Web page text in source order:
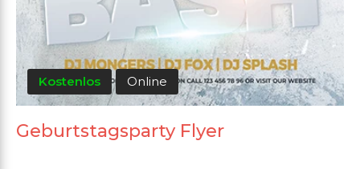
Kostenlos Online
Geburtstagsparty Flyer